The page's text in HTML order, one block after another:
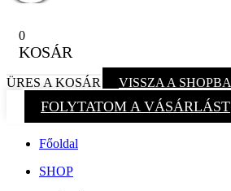
0
KOSÁR
ÜRES A KOSÁR VISSZA A SHOPBA
FOLYTATOM A VÁSÁRLÁST
Főoldal
SHOP